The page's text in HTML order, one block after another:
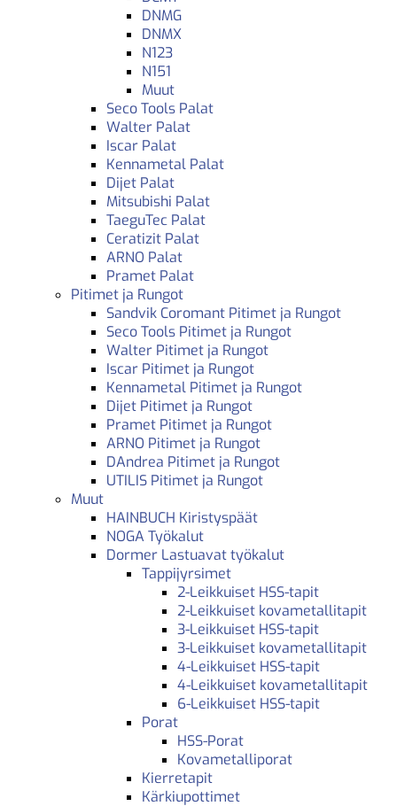
DNMG
DNMX
N123
N151
Muut
Seco Tools Palat
Walter Palat
Iscar Palat
Kennametal Palat
Dijet Palat
Mitsubishi Palat
TaeguTec Palat
Ceratizit Palat
ARNO Palat
Pramet Palat
Pitimet ja Rungot
Sandvik Coromant Pitimet ja Rungot
Seco Tools Pitimet ja Rungot
Walter Pitimet ja Rungot
Iscar Pitimet ja Rungot
Kennametal Pitimet ja Rungot
Dijet Pitimet ja Rungot
Pramet Pitimet ja Rungot
ARNO Pitimet ja Rungot
DAndrea Pitimet ja Rungot
UTILIS Pitimet ja Rungot
Muut
HAINBUCH Kiristyspäät
NOGA Työkalut
Dormer Lastuavat työkalut
Tappijyrsimet
2-Leikkuiset HSS-tapit
2-Leikkuiset kovametallitapit
3-Leikkuiset HSS-tapit
3-Leikkuiset kovametallitapit
4-Leikkuiset HSS-tapit
4-Leikkuiset kovametallitapit
6-Leikkuiset HSS-tapit
Porat
HSS-Porat
Kovametalliporat
Kierretapit
Kärkiupottimet